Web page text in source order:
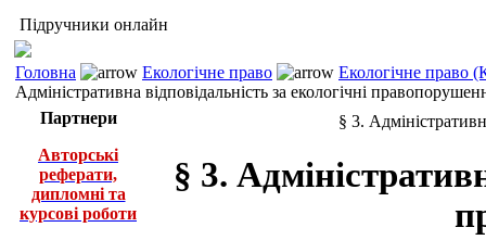
Підручники онлайн
Головна Екологічне право
Екологічне право
Адміністративна відповідальність за екологічні
Партнери
Авторські
реферати,
дипломні та
курсові роботи
§ 3.
§ 3.